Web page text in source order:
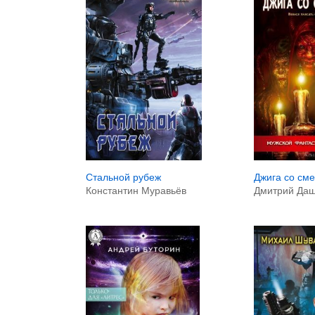
Стальной рубеж
Константин Муравьёв
Джига со
Дмитрий